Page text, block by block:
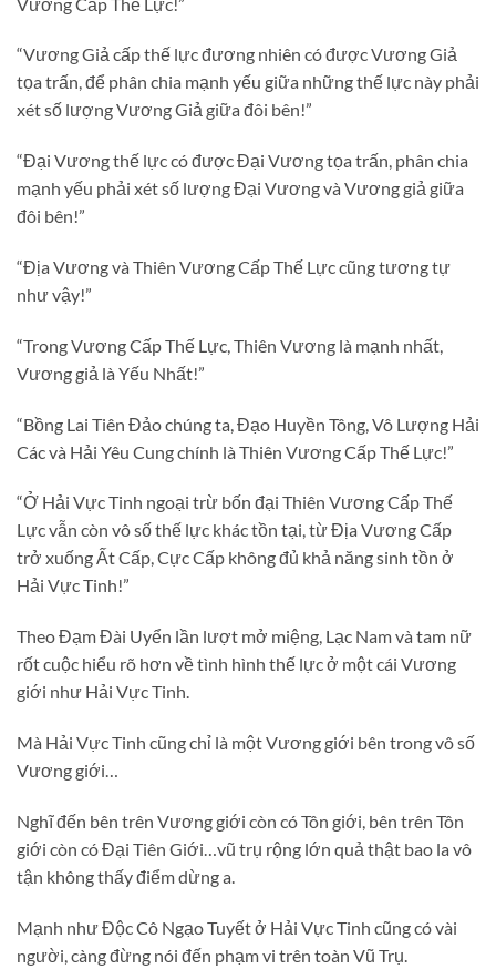
“Vương Giả cấp thế lực đương nhiên có được Vương Giả
tọa trấn, để phân chia mạnh yếu giữa những thế lực này phải
xét số lượng Vương Giả giữa đôi bên!”
“Đại Vương thế lực có được Đại Vương tọa trấn, phân chia
mạnh yếu phải xét số lượng Đại Vương và Vương giả giữa
đôi bên!”
“Địa Vương và Thiên Vương Cấp Thế Lực cũng tương tự
như vậy!”
“Trong Vương Cấp Thế Lực, Thiên Vương là mạnh nhất,
Vương giả là Yếu Nhất!”
“Bồng Lai Tiên Đảo chúng ta, Đạo Huyền Tông, Vô Lượng Hải
Các và Hải Yêu Cung chính là Thiên Vương Cấp Thế Lực!”
“Ở Hải Vực Tinh ngoại trừ bốn đại Thiên Vương Cấp Thế
Lực vẫn còn vô số thế lực khác tồn tại, từ Địa Vương Cấp
trở xuống Ất Cấp, Cực Cấp không đủ khả năng sinh tồn ở
Hải Vực Tinh!”
Theo Đạm Đài Uyển lần lượt mở miệng, Lạc Nam và tam nữ
rốt cuộc hiểu rõ hơn về tình hình thế lực ở một cái Vương
giới như Hải Vực Tinh.
Mà Hải Vực Tinh cũng chỉ là một Vương giới bên trong vô số
Vương giới…
Nghĩ đến bên trên Vương giới còn có Tôn giới, bên trên Tôn
giới còn có Đại Tiên Giới…vũ trụ rộng lớn quả thật bao la vô
tận không thấy điểm dừng a.
Mạnh như Độc Cô Ngạo Tuyết ở Hải Vực Tinh cũng có vài
người, càng đừng nói đến phạm vi trên toàn Vũ Trụ.